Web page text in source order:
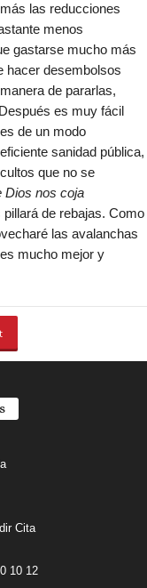
las reducciones
menos
gastarse mucho más
hacer desembolsos
de pararlas,
es muy fácil
de un modo
sanidad pública,
que no se
Dios nos coja
de rebajas. Como
las avalanchas
mucho mejor y
Cita
10 12